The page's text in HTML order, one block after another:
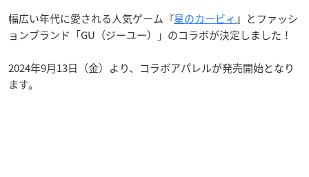
幅広い年代に愛される人気ゲーム『星のカービィ』とファッシ
ョンブランド「GU（ジーユー）」のコラボが決定しました！
2024年9月13日（金）より、コラボアパレルが発売開始となり
ます。